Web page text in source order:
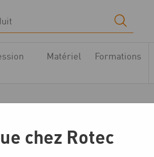
Matériel Formations
chez Rotec